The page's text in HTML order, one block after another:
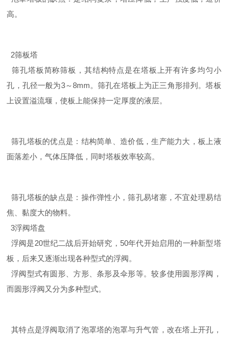
高。
2筛板塔
筛孔塔板简称筛板，其结构特点是在塔板上开有许多均匀小
孔，孔径一般为3～8mm。筛孔在塔板上为正三角形排列。塔板
上设置溢流堰，使板上能保持一定厚度的液层。
筛孔塔板的优点是：结构简单、造价低，生产能力大，板上液
面落差小，气体压降低，同时塔板效率较高。
筛孔塔板的缺点是：操作弹性小，筛孔易堵塞，不宜处理易结
焦、黏度大的物料。
3浮阀塔盘
浮阀是20世纪二战后开始研究，50年代开始启用的一种新型塔
板，后来又逐渐出现各种型式的浮阀。
浮阀型式有圆形、方形、条形及伞形等。较多使用圆形浮阀，
而圆形浮阀又分为多种型式。
其特点是浮阀取消了泡罩塔的泡罩与升气管，改在塔上开孔，